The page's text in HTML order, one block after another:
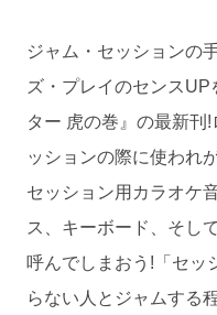
ジャム・セッションの
ズ・プレイのセンス
ター 虎の巻』の最新刊
ッションの際に使われ
セッション用カラオケ
ス、キーボード、そし
呼んでしまおう!「セッ
らない人とジャムする